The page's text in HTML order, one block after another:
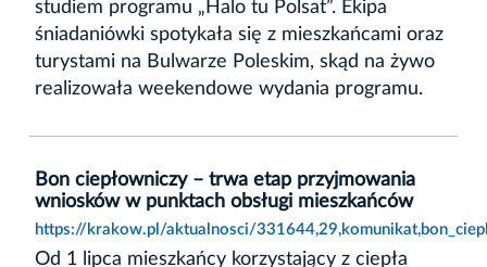
studiem programu „Halo tu Polsat”. Ekipa
śniadaniówki spotykała się z mieszkańcami oraz
turystami na Bulwarze Poleskim, skąd na żywo
realizowała weekendowe wydania programu.
Bon ciepłowniczy – trwa etap przyjmowania
wniosków w punktach obsługi mieszkańców
https://krakow.pl/aktualnosci/
Od 1 lipca mieszkańcy korzystający z ciepła